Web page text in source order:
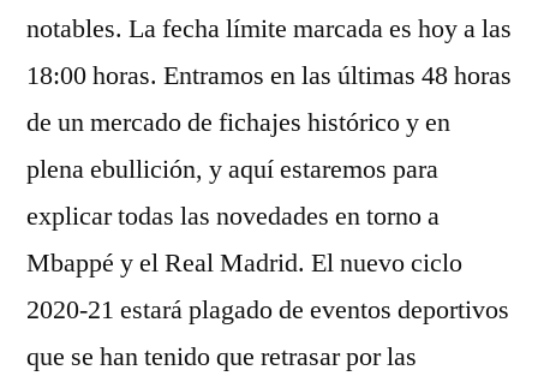
notables. La fecha límite marcada es hoy a las
18:00 horas. Entramos en las últimas 48 horas
de un mercado de fichajes histórico y en
plena ebullición, y aquí estaremos para
explicar todas las novedades en torno a
Mbappé y el Real Madrid. El nuevo ciclo
2020-21 estará plagado de eventos deportivos
que se han tenido que retrasar por las